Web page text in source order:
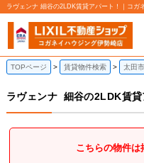
ラヴェンナ 細谷の2LDK賃貸アパート！｜コガ
TOPページ 賃貸物件検索 太田
ラヴェンナ 細谷の2LDK賃貸
こちらの物件は